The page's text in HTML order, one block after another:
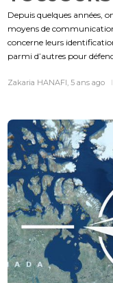
Depuis quelques années,
moyens de
concerne leurs
parmi d’autres pour
Zakaria HANAFI 5 ans ago